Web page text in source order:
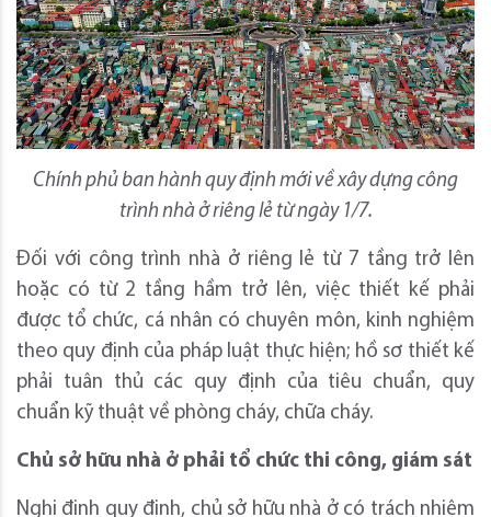
Chính phủ ban hành quy định mới về xây dựng công
trình nhà ở riêng lẻ từ ngày 1/7.
Đối với công trình nhà ở riêng lẻ từ 7 tầng trở lên
hoặc có từ 2 tầng hầm trở lên, việc thiết kế phải
được tổ chức, cá nhân có chuyên môn, kinh nghiệm
theo quy định của pháp luật thực hiện; hồ sơ thiết kế
phải tuân thủ các quy định của tiêu chuẩn, quy
chuẩn kỹ thuật về phòng cháy, chữa cháy.
Chủ sở hữu nhà ở phải tổ chức thi công, giám sát
Nghị định quy định, chủ sở hữu nhà ở có trách nhiệm